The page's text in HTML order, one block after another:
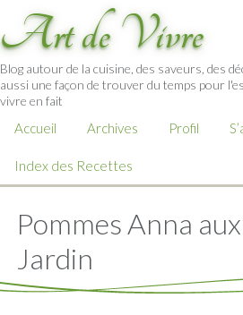
Art de Vivre
Blog autour de la cuisine, des saveurs, des
aussi une façon de trouver du temps pour
vivre en fait
Accueil Archives Profil
Index des Recettes
Pommes Anna
Jardin